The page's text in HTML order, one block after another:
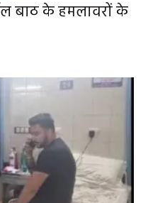
बाठ के हमलावरों के